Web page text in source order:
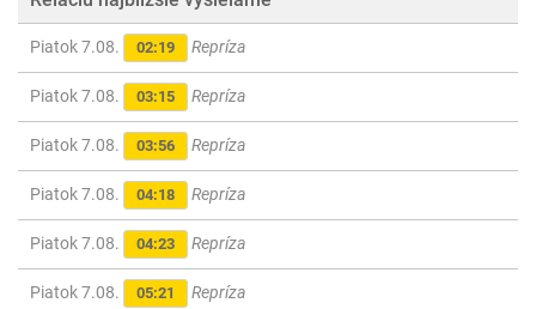
Piatok 7.08. 02:19 Repríza
Piatok 7.08. 03:15 Repríza
Piatok 7.08. 03:56 Repríza
Piatok 7.08. 04:18 Repríza
Piatok 7.08. 04:23 Repríza
Piatok 7.08. 05:21 Repríza